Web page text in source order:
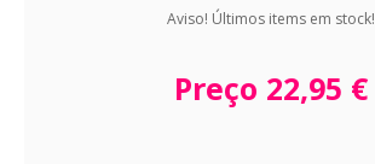
Aviso! Últimos items em stock!
Preço 22,95 €